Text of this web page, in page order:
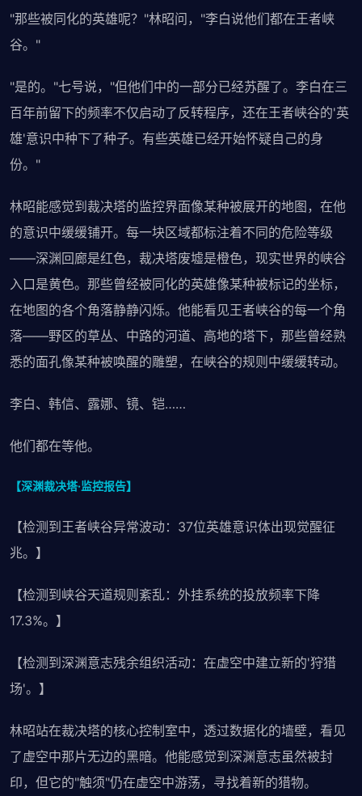
"那些被同化的英雄呢？"林昭问，"李白说他们都在王者峡
谷。"
"是的。"七号说，"但他们中的一部分已经苏醒了。李白在三
百年前留下的频率不仅启动了反转程序，还在王者峡谷的'英
雄'意识中种下了种子。有些英雄已经开始怀疑自己的身
份。"
林昭能感觉到裁决塔的监控界面像某种被展开的地图，在他
的意识中缓缓铺开。每一块区域都标注着不同的危险等级
——深渊回廊是红色，裁决塔废墟是橙色，现实世界的峡谷
入口是黄色。那些曾经被同化的英雄像某种被标记的坐标，
在地图的各个角落静静闪烁。他能看见王者峡谷的每一个角
落——野区的草丛、中路的河道、高地的塔下，那些曾经熟
悉的面孔像某种被唤醒的雕塑，在峡谷的规则中缓缓转动。
李白、韩信、露娜、镜、铠……
他们都在等他。
【深渊裁决塔·监控报告】
【检测到王者峡谷异常波动：37位英雄意识体出现觉醒征
兆。】
【检测到峡谷天道规则紊乱：外挂系统的投放频率下降
17.3%。】
【检测到深渊意志残余组织活动：在虚空中建立新的'狩猎
场'。】
林昭站在裁决塔的核心控制室中，透过数据化的墙壁，看见
了虚空中那片无边的黑暗。他能感觉到深渊意志虽然被封
印，但它的"触须"仍在虚空中游荡，寻找着新的猎物。